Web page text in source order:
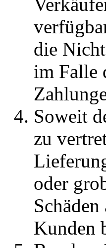
die
im Falle
Soweit
zu
oder
Kunden